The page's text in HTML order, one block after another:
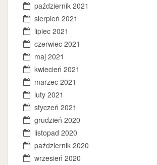
październik 2021
sierpień 2021
lipiec 2021
czerwiec 2021
maj 2021
kwiecień 2021
marzec 2021
luty 2021
styczeń 2021
grudzień 2020
listopad 2020
październik 2020
wrzesień 2020